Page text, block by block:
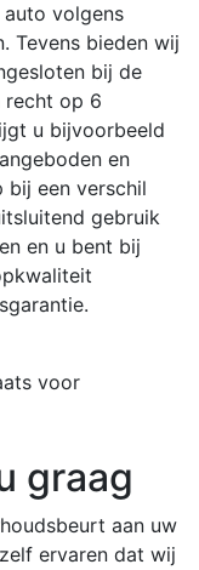
auto volgens
Tevens bieden wij
bij de
recht op 6
u bijvoorbeeld
en
bij een verschil
gebruik
en u bent bij
graag
aan uw
ervaren dat wij